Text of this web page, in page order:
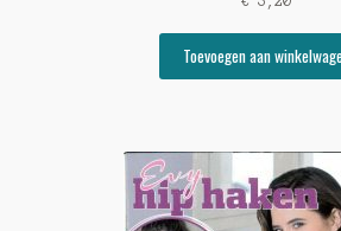
Toevoegen aan